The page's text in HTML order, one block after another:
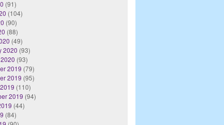
(91)
(104)
(90)
(88)
(49)
2020 (93)
(93)
2019 (79)
2019 (95)
(110)
2019 (94)
(44)
(84)